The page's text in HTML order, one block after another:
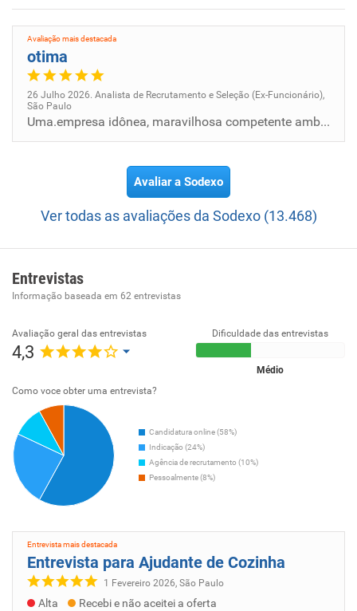
seus funcionários em todo o mundo.
Avaliação mais destacada
otima
26 Julho 2026. Analista de Recrutamento e Seleção (Ex-Funcionário),
São Paulo
Uma.empresa idônea, maravilhosa competente ambiente exemplar
Avaliar a Sodexo
Ver todas as avaliações da Sodexo (13.468)
Entrevistas
Informação baseada em 62 entrevistas
Avaliação geral das entrevistas
4,3
Dificuldade das entrevistas
Médio
Como voce obter uma entrevista?
Candidatura online (58%)
Indicação (24%)
Agência de recrutamento (10%)
Pessoalmente (8%)
Entrevista mais destacada
Entrevista para Ajudante de Cozinha
1 Fevereiro 2026, São Paulo
Alta Recebi e não aceitei a oferta